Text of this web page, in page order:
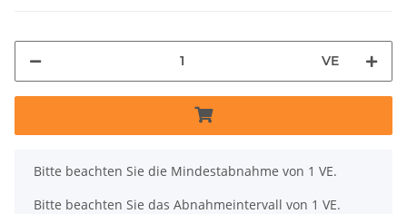
VE
x
Bitte beachten Sie die Mindestabnahme von 1 VE.
Bitte beachten Sie das Abnahmeintervall von 1 VE.